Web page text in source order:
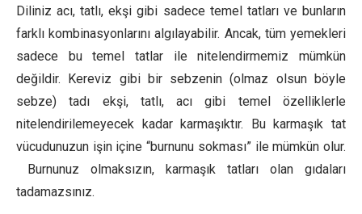
Diliniz acı, tatlı, ekşi gibi sadece temel tatları ve bunların
farklı kombinasyonlarını algılayabilir. Ancak, tüm yemekleri
sadece bu temel tatlar ile nitelendirmemiz mümkün
değildir. Kereviz gibi bir sebzenin (olmaz olsun böyle
sebze) tadı ekşi, tatlı, acı gibi temel özelliklerle
nitelendirilemeyecek kadar karmaşıktır. Bu karmaşık tat
vücudunuzun işin içine “burnunu sokması” ile mümkün olur.
Burnunuz olmaksızın, karmaşık tatları olan gıdaları
tadamazsınız.